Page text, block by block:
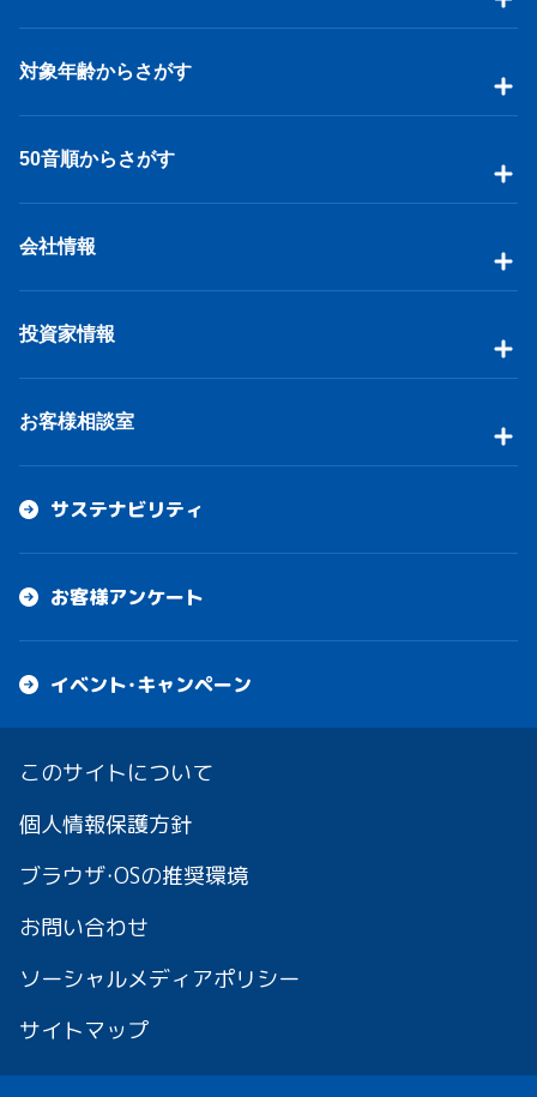
対象年齢からさがす
50音順からさがす
会社情報
投資家情報
お客様相談室
サステナビリティ
お客様アンケート
イベント・キャンペーン
このサイトについて
個人情報保護方針
ブラウザ・OSの推奨環境
お問い合わせ
ソーシャルメディアポリシー
サイトマップ